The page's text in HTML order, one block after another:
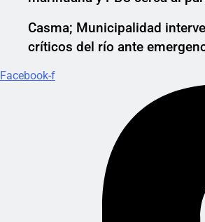
Casma; Municipalidad
críticos del río ante
Facebook-f